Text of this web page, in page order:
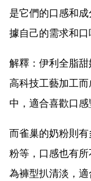
是它們的口感和
據自己的需求和口
解釋：伊利全脂
高科技工藝加工
中，適合喜歡口感
而雀巢的奶粉則
粉等，口感也有
為褲型扒清淡，適